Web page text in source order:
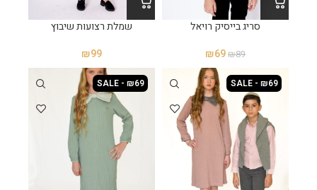
סריג בייסיק רויאל
₪89
₪69
שמלת רצועות שיבוץ
₪99
SALE - ₪69
SALE - ₪69